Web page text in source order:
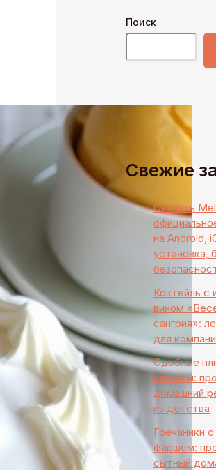
Поиск
Свежие
Скачать
на Android,
установка,
Коктейль с
вином
сангрия»:
для
Сдобные
изюмом:
домашний
из детства
Гречаники
фаршем:
сытный